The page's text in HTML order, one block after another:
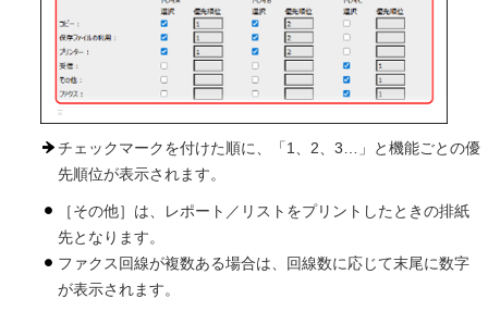
チェックマークを付けた順に、「1、2、3…」と機能ごとの優
先順位が表示されます。
［その他］は、レポート／リストをプリントしたときの排紙
先となります。
ファクス回線が複数ある場合は、回線数に応じて末尾に数字
が表示されます。